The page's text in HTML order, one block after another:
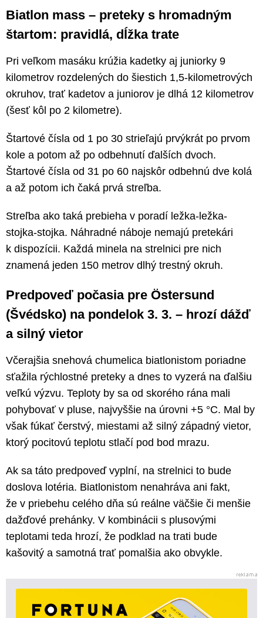
Biatlon mass – preteky s hromadným
štartom: pravidlá, dĺžka trate
Pri veľkom masáku krúžia kadetky aj juniorky 9
kilometrov rozdelených do šiestich 1,5-kilometrových
okruhov, trať kadetov a juniorov je dlhá 12 kilometrov
(šesť kôl po 2 kilometre).
Štartové čísla od 1 po 30 strieľajú prvýkrát po prvom
kole a potom až po odbehnutí ďalších dvoch.
Štartové čísla od 31 po 60 najskôr odbehnú dve kolá
a až potom ich čaká prvá streľba.
Streľba ako taká prebieha v poradí ležka-ležka-
stojka-stojka. Náhradné náboje nemajú pretekári
k dispozícii. Každá minela na strelnici pre nich
znamená jeden 150 metrov dlhý trestný okruh.
Predpoveď počasia pre Östersund
(Švédsko) na pondelok 3. 3. – hrozí dážď
a silný vietor
Včerajšia snehová chumelica biatlonistom poriadne
sťažila rýchlostné preteky a dnes to vyzerá na ďalšiu
veľkú výzvu. Teploty by sa od skorého rána mali
pohybovať v pluse, najvyššie na úrovni +5 °C. Mal by
však fúkať čerstvý, miestami až silný západný vietor,
ktorý pocitovú teplotu stlačí pod bod mrazu.
Ak sa táto predpoveď vyplní, na strelnici to bude
doslova lotéria. Biatlonistom nenahráva ani fakt,
že v priebehu celého dňa sú reálne väčšie či menšie
dažďové prehánky. V kombinácii s plusovými
teplotami teda hrozí, že podklad na trati bude
kašovitý a samotná trať pomalšia ako obvykle.